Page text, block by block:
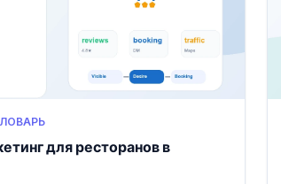
для ресторанов в